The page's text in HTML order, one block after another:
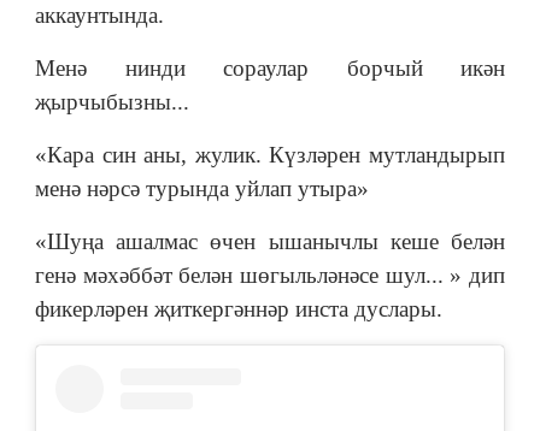
аккаунтында.
Менә нинди сораулар борчый икән
җырчыбызны...
«Кара син аны, жулик. Күзләрен мутландырып
менә нәрсә турында уйлап утыра»
«Шуңа ашалмас өчен ышанычлы кеше белән
генә мәхәббәт белән шөгыльләнәсе шул... » дип
фикерләрен җиткергәннәр инста дуслары.